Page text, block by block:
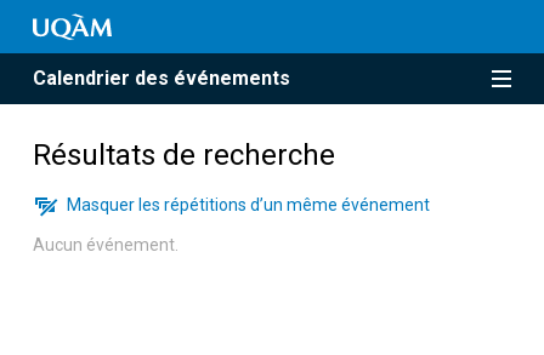
Calendrier des événements
Résultats de recherche
Masquer les répétitions d’un même événement
Aucun événement.